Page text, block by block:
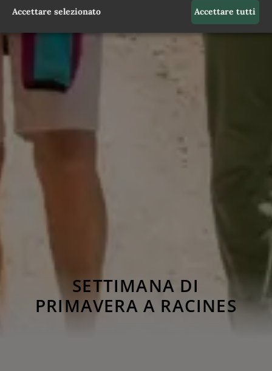
SETTIMANA DI
PRIMAVERA A RACINES
Accettare selezionato Accettare tutti